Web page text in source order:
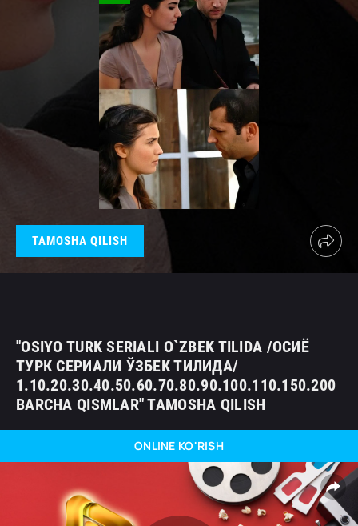
TAMOSHA QILISH
"OSIYO TURK SERIALI O`ZBEK TILIDA /ОСИЁ
ТУРК СЕРИАЛИ ЎЗБЕК ТИЛИДА/
1.10.20.30.40.50.60.70.80.90.100.110.150.200
BARCHA QISMLAR" TAMOSHA QILISH
ONLINE KO'RISH